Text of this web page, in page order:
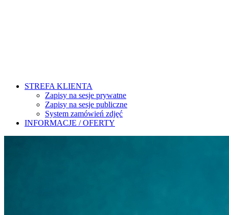
STREFA KLIENTA
Zapisy na sesje prywatne
Zapisy na sesje publiczne
System zamówień zdjęć
INFORMACJE / OFERTY